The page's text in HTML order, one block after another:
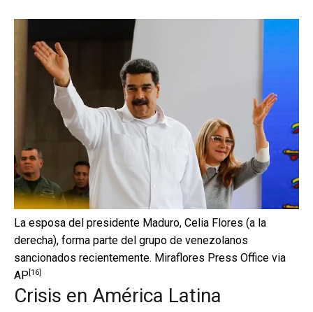
La esposa del presidente Maduro, Celia Flores (a la
derecha), forma parte del grupo de venezolanos
sancionados recientemente. Miraflores Press Office via
AP [16]
Crisis en América Latina